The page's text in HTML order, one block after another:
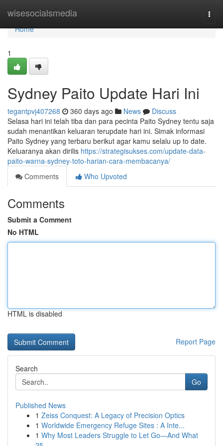
wisesocialsmedia
Home
Home
1
Sydney Paito Update Hari Ini
tegantpvj407268 360 days ago News
Discuss
Selasa hari ini telah tiba dan para pecinta Paito Sydney tentu saja
sudah menantikan keluaran terupdate hari ini. Simak informasi
Paito Sydney yang terbaru berikut agar kamu selalu up to date.
Keluaranya akan dirilis https://strategisukses.com/update-data-
paito-warna-sydney-toto-harian-cara-membacanya/
Comments
Who Upvoted
Comments
Submit a Comment
No HTML
HTML is disabled
Report Page
Search
Go
Published News
1 Zeiss Conquest: A Legacy of Precision Optics
1 Worldwide Emergency Refuge Sites : A Inte...
1 Why Most Leaders Struggle to Let Go—And What